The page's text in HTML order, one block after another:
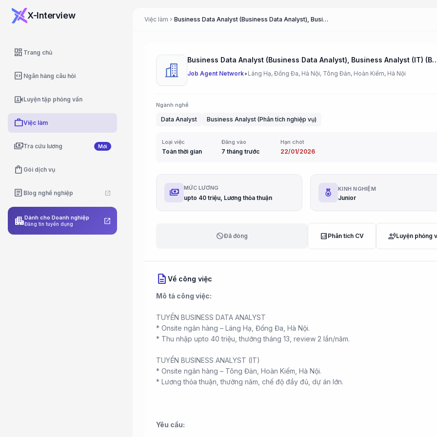
X-Interview
dashboard Trang chủ
code_blocks Ngân hàng câu hỏi
video_camera_frontLuyện tập phỏng vấn
workViệc làm
paymentsTra cứu lương Mới
shopping_bag Gói dịch vụ
article Blog nghề nghiệp open_in_new
apartmentDành cho Doanh nghiệp
Đăng tin tuyển dụng open_in_new
Việc làm chevron_right Business Data Analyst (Business Data Analyst), Business Analyst (IT) (Business Analyst (IT))
Business Data Analyst (Business Data Analyst),
Job Agent Network• Láng Hạ, Đống Đa, Hà Nội, Tông Đản, Hoàn Kiếm, Hà Nội
Ngành nghề
Data Analyst Business Analyst (Phân tích nghiệp vụ)
Loại việc
Toàn thời gian
Đăng vào
7 tháng trước
Hạn chót
22/01/2026
payments MỨC LƯƠNG
upto 40 triệu, Lương thỏa thuận
KINH NGHIỆM
Junior
blockĐã đóng analytics Phân tích CV record_voice_overLuyện phỏng
description Về công việc
Mô tả công việc:
TUYỂN BUSINESS DATA ANALYST
* Onsite ngân hàng – Láng Hạ, Đống Đa, Hà Nội.
* Thu nhập upto 40 triệu, thưởng tháng 13, review 2 lần/năm.
TUYỂN BUSINESS ANALYST (IT)
* Onsite ngân hàng – Tông Đản, Hoàn Kiếm, Hà Nội.
* Lương thỏa thuận, thưởng năm, chế độ đầy đủ, dự án lớn.
Yêu cầu: